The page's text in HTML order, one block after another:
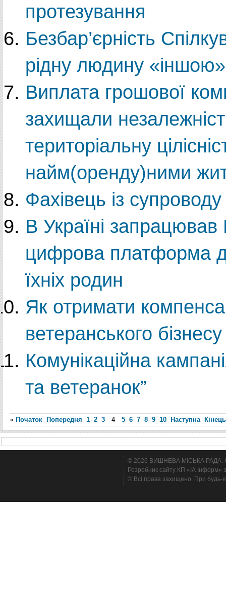
протезування
Безбар’єрність
рідну людину «іншою»
Виплата грошової
захищали
територіальну
найм(оренду)ними
Фахівець із супроводу
В Україні
цифрова платформа
їхніх родин
Як отримати
ветеранського бізнесу
Комунікаційна
та ветеранок”
« Початок Попередня 1 2 3 4 5 6 7 8 9 10 Наступна Кінець
© 2026 ВИШНЕВА МІСЬКА РАДА.
Розробник сайту КП «ІА Інформ»
© Всі права захищено. При будь-